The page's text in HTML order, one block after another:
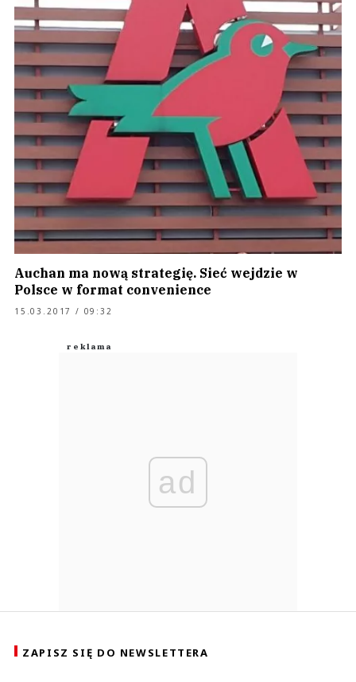
Auchan ma nową strategię. Sieć wejdzie w
Polsce w format convenience
15.03.2017 / 09:32
ad
ZAPISZ SIĘ DO NEWSLETTERA